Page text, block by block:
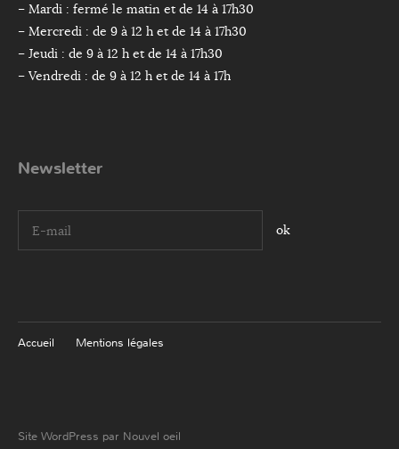
– Mardi : fermé le matin et de 14 à 17h30
– Mercredi : de 9 à 12 h et de 14 à 17h30
– Jeudi : de 9 à 12 h et de 14 à 17h30
– Vendredi : de 9 à 12 h et de 14 à 17h
Newsletter
I agree terms and conditions.*
Accueil Mentions légales
Site WordPress par Nouvel oeil